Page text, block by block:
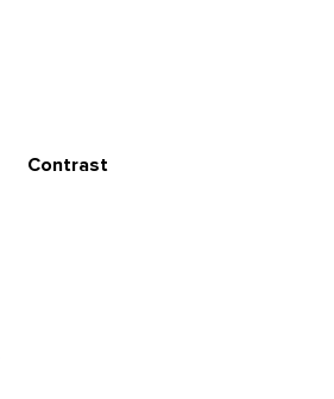
Contrast